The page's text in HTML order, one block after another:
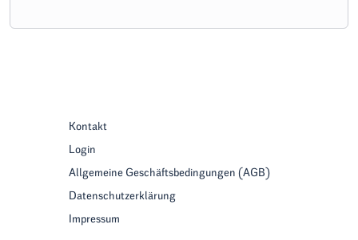
Kontakt
Login
Allgemeine Geschäftsbedingungen (AGB)
Datenschutzerklärung
Impressum